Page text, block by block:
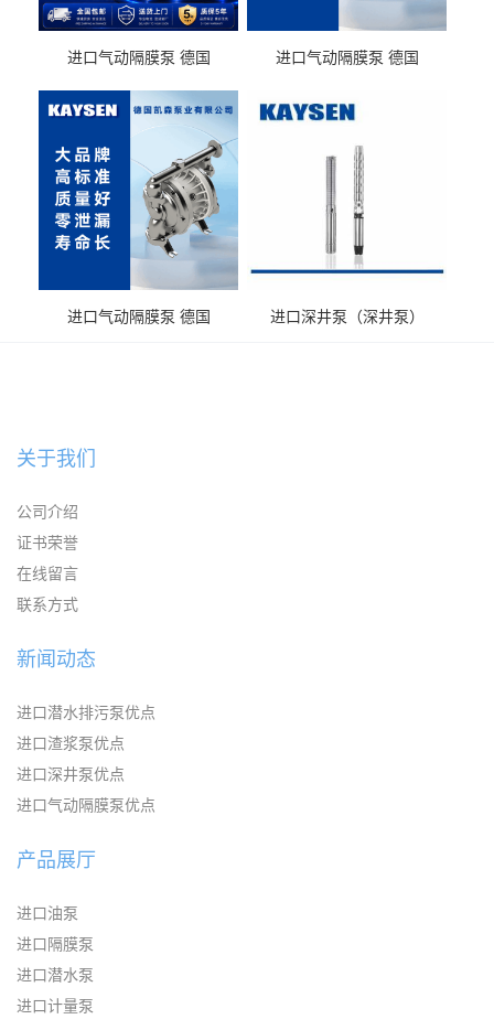
进口气动隔膜泵 德国
送气动泵
进口气动隔膜泵 德国
输送
进口气动隔膜泵 德国
进口深井泵（深井泵）
关于我们
公司介绍
证书荣誉
在线留言
联系方式
新闻动态
进口潜水排污泵优点
进口渣浆泵优点
进口深井泵优点
进口气动隔膜泵优点
产品展厅
进口油泵
进口隔膜泵
进口潜水泵
进口计量泵